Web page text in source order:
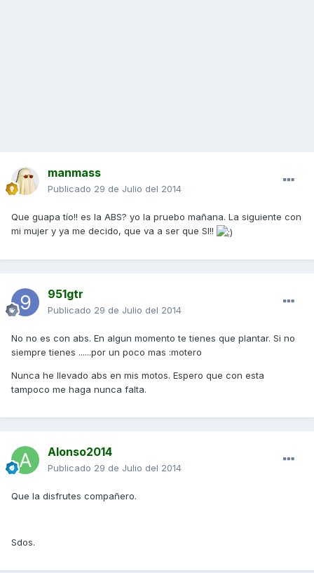
manmass
Publicado 29 de Julio del 2014
Que guapa tío!! es la ABS? yo la pruebo mañana. La siguiente con
mi mujer y ya me decido, que va a ser que SI!!
951gtr
Publicado 29 de Julio del 2014
No no es con abs. En algun momento te tienes que plantar. Si no
siempre tienes ......por un poco mas :motero
Nunca he llevado abs en mis motos. Espero que con esta
tampoco me haga nunca falta.
Alonso2014
Publicado 29 de Julio del 2014
Que la disfrutes compañero.
Sdos.